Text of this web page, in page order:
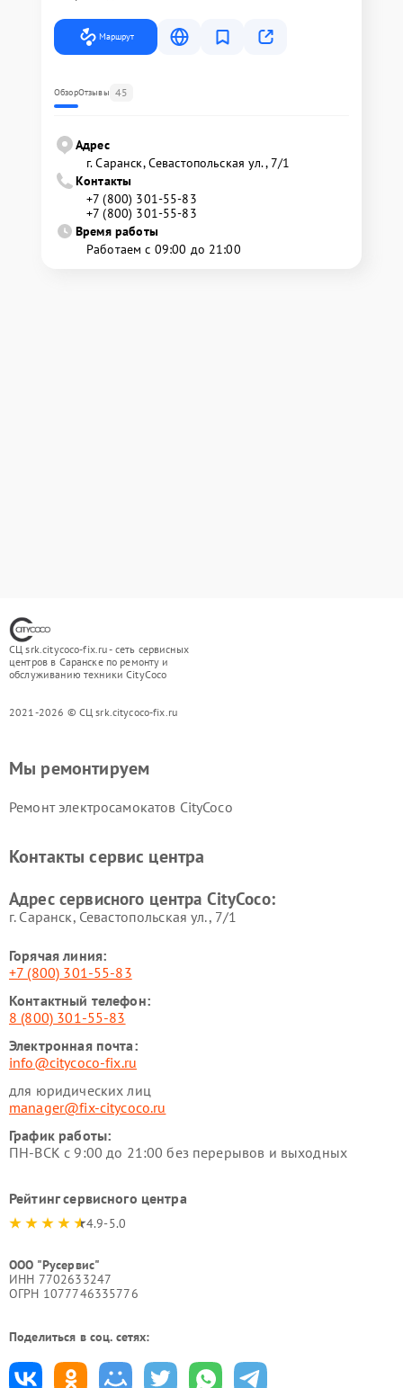
Маршрут
ОбзорОтзывы 45
Адрес
г. Саранск, Севастопольская ул., 7/1
Контакты
+7 (800) 301-55-83
+7 (800) 301-55-83
Время работы
Работаем с 09:00 до 21:00
СЦ srk.citycoco-fix.ru - сеть сервисных
центров в Саранске по ремонту и
обслуживанию техники CityCoco
2021-2026 © СЦ srk.citycoco-fix.ru
Мы ремонтируем
Ремонт электросамокатов CityCoco
Контакты сервис центра
Адрес сервисного центра CityCoco:
г. Саранск, Севастопольская ул., 7/1
Горячая линия:
+7 (800) 301-55-83
Контактный телефон:
8 (800) 301-55-83
Электронная почта:
info@citycoco-fix.ru
для юридических лиц
manager@fix-citycoco.ru
График работы:
ПН-ВСК с 9:00 до 21:00 без перерывов и выходных
Рейтинг сервисного центра
4.9-5.0
ООО "Русервис"
ИНН 7702633247
ОГРН 1077746335776
Поделиться в соц. сетях: